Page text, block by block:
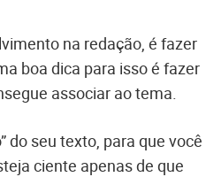
na redação, é fazer
boa dica para isso é fazer
associar ao tema.
do seu texto, para que você
ciente apenas de que